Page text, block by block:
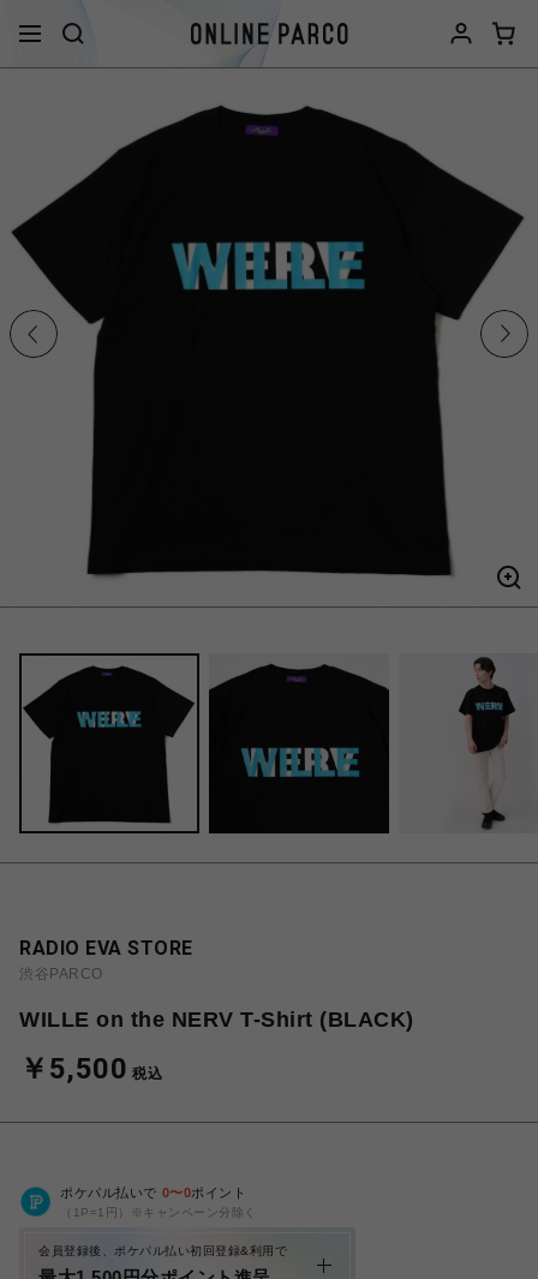
RADIO EVA STORE
渋谷PARCO
WILLE on the NERV T-Shirt (BLACK)
￥5,500 税込
ポケパル払いで 0〜0ポイント
（1P=1円）※キャンペーン分除く
会員登録後、ポケパル払い初回登録&利用で